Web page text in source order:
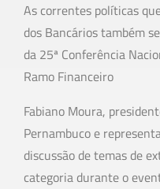
As correntes políticas
dos Bancários também
da 25ª Conferência
Ramo Financeiro
Fabiano Moura,
Pernambuco e
discussão de temas de
categoria durante o